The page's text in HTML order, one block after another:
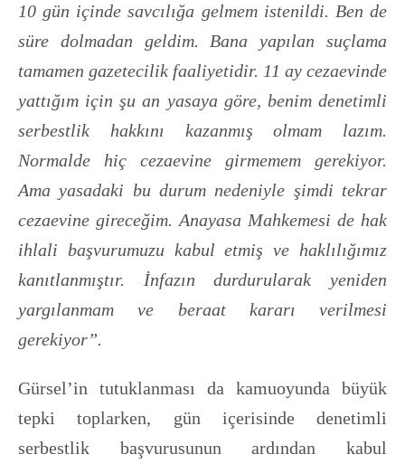
10 gün içinde savcılığa gelmem istenildi. Ben de
süre dolmadan geldim. Bana yapılan suçlama
tamamen gazetecilik faaliyetidir. 11 ay cezaevinde
yattığım için şu an yasaya göre, benim denetimli
serbestlik hakkını kazanmış olmam lazım.
Normalde hiç cezaevine girmemem gerekiyor.
Ama yasadaki bu durum nedeniyle şimdi tekrar
cezaevine gireceğim. Anayasa Mahkemesi de hak
ihlali başvurumuzu kabul etmiş ve haklılığımız
kanıtlanmıştır. İnfazın durdurularak yeniden
yargılanmam ve beraat kararı verilmesi
gerekiyor”.
Gürsel’in tutuklanması da kamuoyunda büyük
tepki toplarken, gün içerisinde denetimli
serbestlik başvurusunun ardından kabul